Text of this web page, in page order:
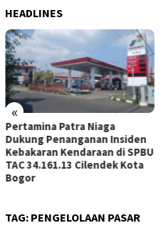
HEADLINES
«
Pertamina Patra Niaga
Dukung Penanganan Insiden
Kebakaran Kendaraan di SPBU
TAC 34.161.13 Cilendek Kota
Bogor
TAG: PENGELOLAAN PASAR